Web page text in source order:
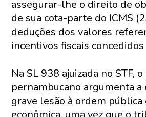
assegurar-lhe o direito de
de sua cota-parte do ICMS
deduções dos valores
incentivos fiscais
Na SL 938 ajuizada no STF,
pernambucano argumenta a
grave lesão à ordem pública